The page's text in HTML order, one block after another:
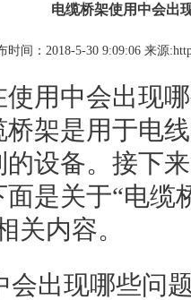
电缆桥架使用中会出
时间：2018-5-30 9:09:06 来源
使用中会出现
架是用于电
设备。接下
是关于“电缆
关内容。
会出现哪些问